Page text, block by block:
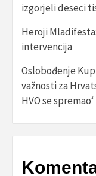
izgorjeli deseci
Heroji
intervencija
Oslobođenje
važnosti za
HVO se spremao‘